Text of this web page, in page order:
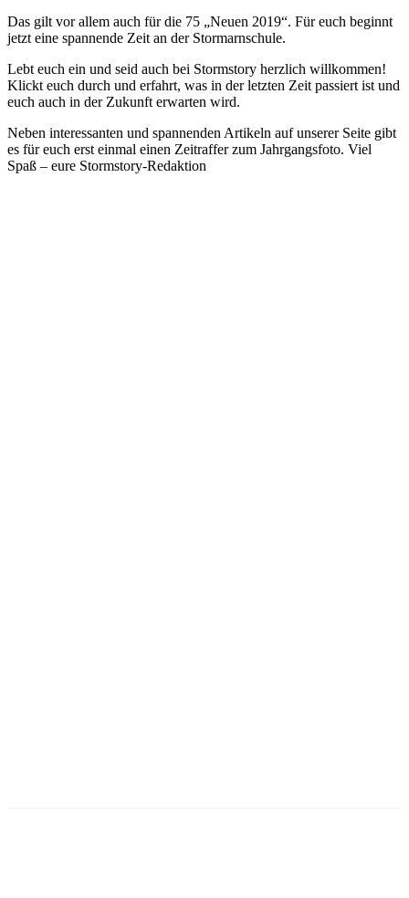
Das gilt vor allem auch für die 75 „Neuen 2019“. Für euch beginnt
jetzt eine spannende Zeit an der Stormarnschule.
Lebt euch ein und seid auch bei Stormstory herzlich willkommen!
Klickt euch durch und erfahrt, was in der letzten Zeit passiert ist und
euch auch in der Zukunft erwarten wird.
Neben interessanten und spannenden Artikeln auf unserer Seite gibt
es für euch erst einmal einen Zeitraffer zum Jahrgangsfoto. Viel
Spaß – eure Stormstory-Redaktion